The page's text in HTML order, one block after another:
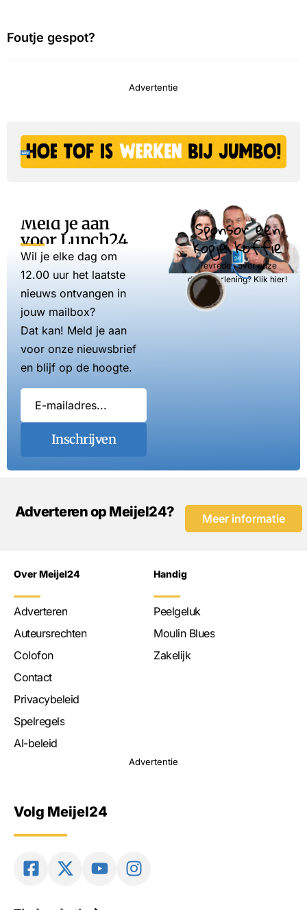
Foutje gespot?
Advertentie
Meld je aan
voor Lunch24
Wil je elke dag om
12.00 uur het laatste
nieuws ontvangen in
jouw mailbox?
Dat kan! Meld je aan
voor onze nieuwsbrief
en blijf op de hoogte.
Inschrijven
Sponsor een
kopje koffie
Tevreden over onze
dienstverlening? Klik hier!
Adverteren op Meijel24? Meer informatie
Over Meijel24
Adverteren
Auteursrechten
Colofon
Contact
Privacybeleid
Spelregels
AI-beleid
Handig
Peelgeluk
Moulin Blues
Zakelijk
Advertentie
Volg Meijel24